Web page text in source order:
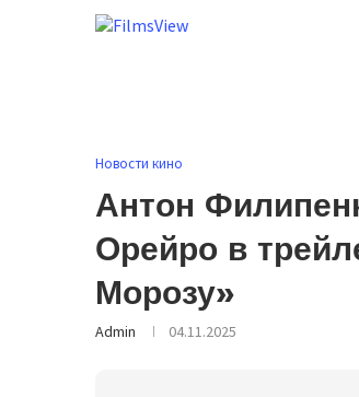
Новости кино
Антон
Орейро в
Морозу»
Admin 04.11.2025